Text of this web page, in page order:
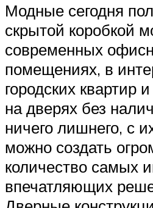
Модные сегодня
скрытой коробкой
современных
помещениях, в
городских квартир
на дверях без
ничего лишнего, с
можно создать
количество самых
впечатляющих